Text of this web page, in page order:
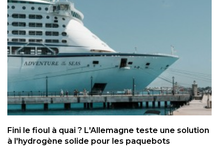
Fini le fioul à quai ? L'Allemagne teste une solution
à l'hydrogène solide pour les paquebots